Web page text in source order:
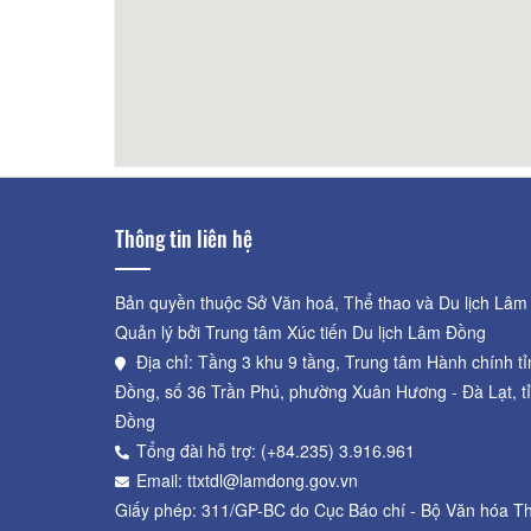
Thông tin liên hệ
Bản quyền thuộc Sở Văn hoá, Thể thao và Du lịch
Quản lý bởi Trung tâm Xúc tiến Du lịch Lâm Đồng
Địa chỉ: Tầng 3 khu 9 tầng, Trung tâm Hành chính
Đồng, số 36 Trần Phú, phường Xuân Hương - Đà Lạt,
Đồng
Tổng đài hỗ trợ: (+84.235) 3.916.961
Email: ttxtdl@lamdong.gov.vn
Giấy phép: 311/GP-BC do Cục Báo chí - Bộ Văn hóa